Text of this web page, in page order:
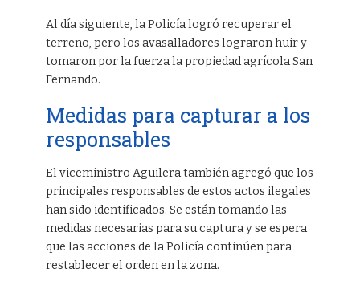
Al día siguiente, la Policía logró recuperar el
terreno, pero los avasalladores lograron huir y
tomaron por la fuerza la propiedad agrícola San
Fernando.
Medidas para capturar a los
responsables
El viceministro Aguilera también agregó que los
principales responsables de estos actos ilegales
han sido identificados. Se están tomando las
medidas necesarias para su captura y se espera
que las acciones de la Policía continúen para
restablecer el orden en la zona.